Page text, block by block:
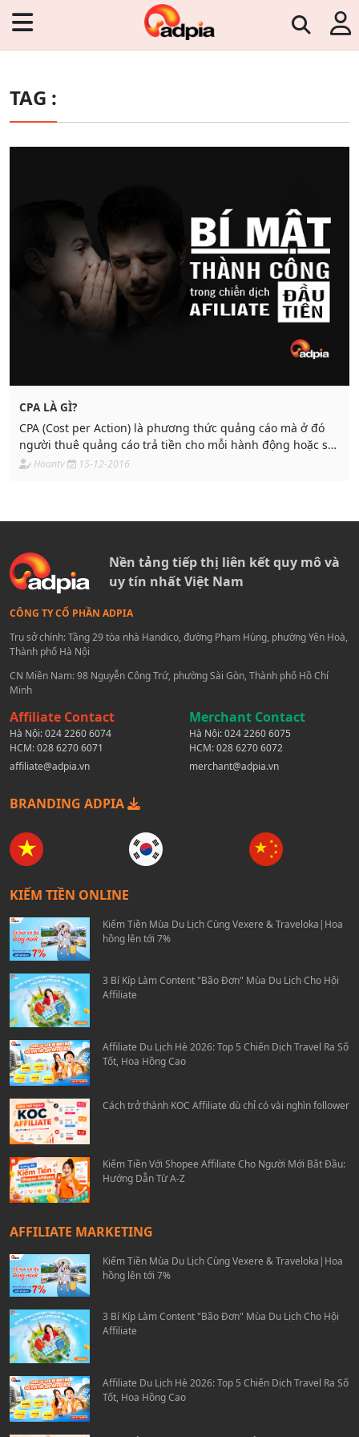
TAG :
CPA LÀ GÌ?
CPA (Cost per Action) là phương thức quảng cáo mà ở đó
người thuê quảng cáo trả tiền cho mỗi hành động hoặc sự
chuyển đổi đủ điều kiện
Hoantv 15-12-2016
Nền tảng tiếp thị liên kết quy mô và
uy tín nhất Việt Nam
CÔNG TY CỔ PHẦN ADPIA
Trụ sở chính: Tầng 29 tòa nhà Handico, đường Phạm Hùng, phường Yên Hoà,
Thành phố Hà Nội
CN Miền Nam: 98 Nguyễn Công Trứ, phường Sài Gòn, Thành phố Hồ Chí
Minh
Affiliate Contact
Hà Nội:024 2260 6074
HCM:028 6270 6071
affiliate@adpia.vn
Merchant Contact
Hà Nội:024 2260 6075
HCM:028 6270 6072
merchant@adpia.vn
BRANDING ADPIA
KIẾM TIỀN ONLINE
Kiếm Tiền Mùa Du Lịch Cùng Vexere & Traveloka|Hoa
hồng lên tới 7%
3 Bí Kíp Làm Content "Bão Đơn" Mùa Du Lịch Cho Hội
Affiliate
Affiliate Du Lịch Hè 2026: Top 5 Chiến Dịch Travel Ra Số
Tốt, Hoa Hồng Cao
Cách trở thành KOC Affiliate dù chỉ có vài nghìn follower
Kiếm Tiền Với Shopee Affiliate Cho Người Mới Bắt Đầu:
Hướng Dẫn Từ A-Z
AFFILIATE MARKETING
Kiếm Tiền Mùa Du Lịch Cùng Vexere & Traveloka|Hoa
hồng lên tới 7%
3 Bí Kíp Làm Content "Bão Đơn" Mùa Du Lịch Cho Hội
Affiliate
Affiliate Du Lịch Hè 2026: Top 5 Chiến Dịch Travel Ra Số
Tốt, Hoa Hồng Cao